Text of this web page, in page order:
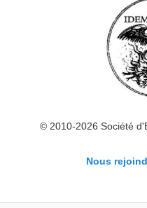
© 2010-2026 Société
Nous